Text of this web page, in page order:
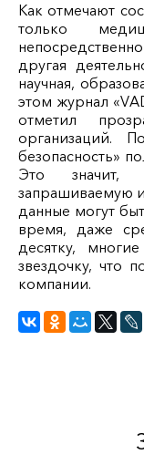
Как отмечают
только
другая
научная,
этом журнал
отметил
организаций.
безопасность»
Это значит,
запрашиваемую
данные могут
время, даже
десятку,
звездочку, что
компании.